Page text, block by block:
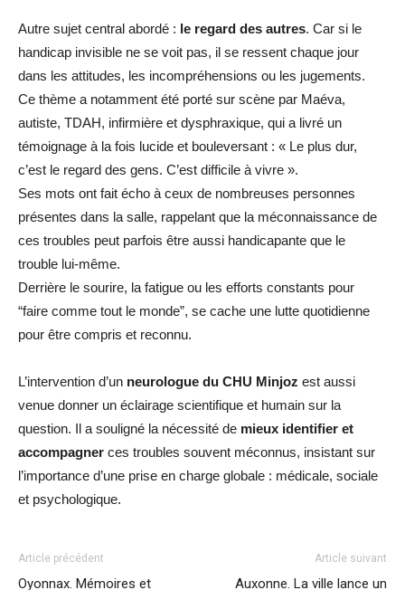
Autre sujet central abordé : le regard des autres. Car si le
handicap invisible ne se voit pas, il se ressent chaque jour
dans les attitudes, les incompréhensions ou les jugements.
Ce thème a notamment été porté sur scène par Maéva,
autiste, TDAH, infirmière et dysphraxique, qui a livré un
témoignage à la fois lucide et bouleversant : « Le plus dur,
c’est le regard des gens. C’est difficile à vivre ».
Ses mots ont fait écho à ceux de nombreuses personnes
présentes dans la salle, rappelant que la méconnaissance de
ces troubles peut parfois être aussi handicapante que le
trouble lui-même.
Derrière le sourire, la fatigue ou les efforts constants pour
“faire comme tout le monde”, se cache une lutte quotidienne
pour être compris et reconnu.
L’intervention d’un neurologue du CHU Minjoz est aussi
venue donner un éclairage scientifique et humain sur la
question. Il a souligné la nécessité de mieux identifier et
accompagner ces troubles souvent méconnus, insistant sur
l’importance d’une prise en charge globale : médicale, sociale
et psychologique.
Article précédent
Oyonnax. Mémoires et
Article suivant
Auxonne. La ville lance un